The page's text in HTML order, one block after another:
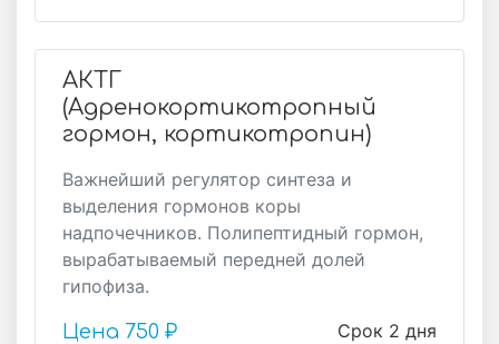
АКТГ
(Адренокортикотропный
гормон, кортикотропин)
Важнейший регулятор синтеза и
выделения гормонов коры
надпочечников. Полипептидный гормон,
вырабатываемый передней долей
гипофиза.
Срок 2 дня
Цена 750 ₽